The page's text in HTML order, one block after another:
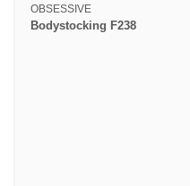
OBSESSIVE
Bodystocking F238